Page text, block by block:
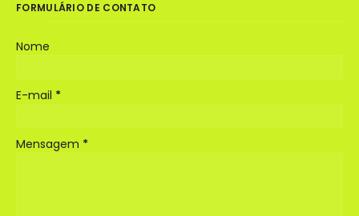
FORMULÁRIO DE CONTATO
Nome
E-mail *
Mensagem *